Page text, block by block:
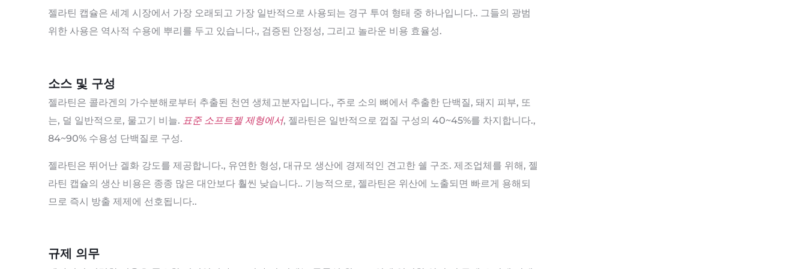
젤라틴 캡슐은 세계 시장에서 가장 오래되고 가장 일반적으로 사용되는 경구 투여 형태 중 하나입니다.. 그들의 광범
위한 사용은 역사적 수용에 뿌리를 두고 있습니다., 검증된 안정성, 그리고 놀라운 비용 효율성.
소스 및 구성
젤라틴은 콜라겐의 가수분해로부터 추출된 천연 생체고분자입니다., 주로 소의 뼈에서 추출한 단백질, 돼지 피부, 또
는, 덜 일반적으로, 물고기 비늘. 표준 소프트젤 제형에서, 젤라틴은 일반적으로 껍질 구성의 40~45%를 차지합니다.,
84~90% 수용성 단백질로 구성.
젤라틴은 뛰어난 겔화 강도를 제공합니다., 유연한 형성, 대규모 생산에 경제적인 견고한 쉘 구조. 제조업체를 위해, 젤
라틴 캡슐의 생산 비용은 종종 많은 대안보다 훨씬 낮습니다.. 기능적으로, 젤라틴은 위산에 노출되면 빠르게 용해되
므로 즉시 방출 제제에 선호됩니다..
규제 의무